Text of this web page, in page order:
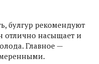
булгур рекомендуют
отлично насыщает и
Главное —